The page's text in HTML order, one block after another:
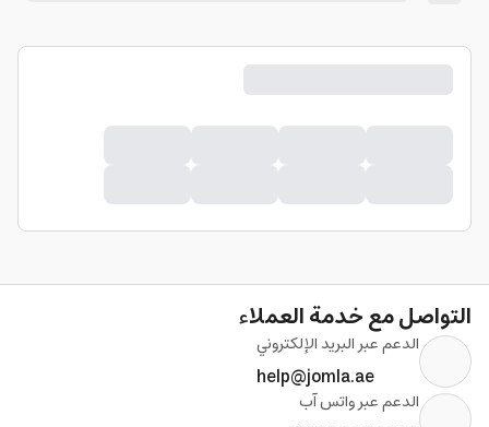
التواصل مع خدمة العملاء
الدعم عبر البريد الإلكتروني
help@jomla.ae
الدعم عبر واتس آب